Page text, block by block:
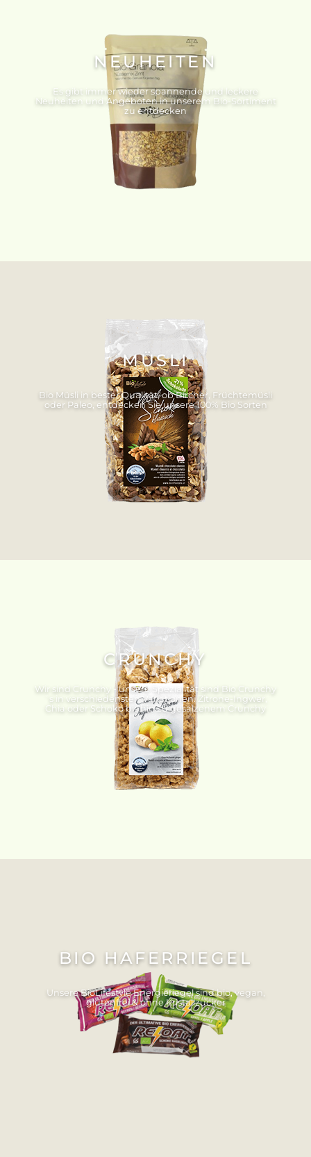
NEUHEITEN
Es gibt immer wieder spannende und leckere
Neuheiten und Angeboten in unserem Bio-Sortiment
zu entdecken
MÜSLI
Bio Müsli in bester Qualität, ob Bircher, Früchtemüsli
oder Paleo, entdecken Sie unsere 100% Bio Sorten
CRUNCHY
Wir sind Crunchy - unsere Spezialität sind Bio Crunchy
´s in verschiedensten Variationen. Zitrone-Ingwer,
Chia oder Schoko bis hin zu gesalzenem Crunchy
BIO HAFERRIEGEL
Unsere BioLifestyle Energieriegel sind bio, vegan,
glutenfrei & ohne Kristallzucker